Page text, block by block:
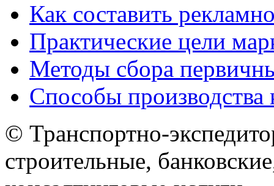
Как составить
Практические цели
Методы сбора
Способы производства
© Транспортно-
строительные,